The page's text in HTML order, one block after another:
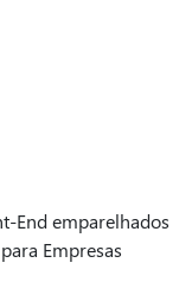
End emparelhados
Empresas